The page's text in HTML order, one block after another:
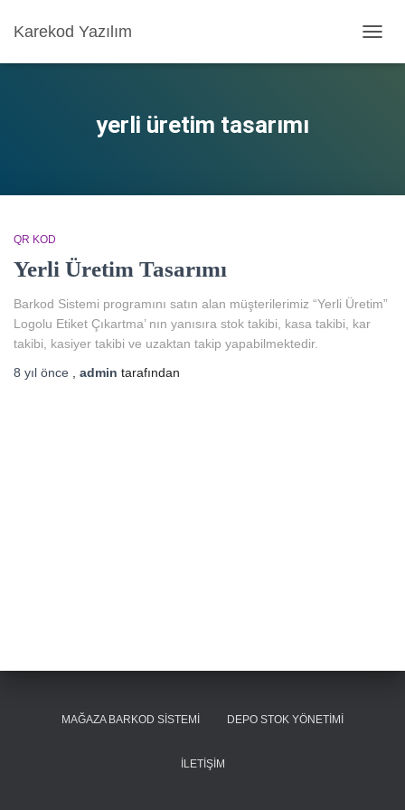
Karekod Yazılım
AÇ/
yerli üretim tasarımı
QR KOD
Yerli Üretim Tasarımı
Barkod Sistemi programını satın alan müşterilerimiz “Yerli Üretim”
Logolu Etiket Çıkartma’ nın yanısıra stok takibi, kasa takibi, kar
takibi, kasiyer takibi ve uzaktan takip yapabilmektedir.
8 yıl önce admin tarafından
MAĞAZA BARKOD SISTEMI DEPO STOK YÖNETIMI
İLETIŞIM